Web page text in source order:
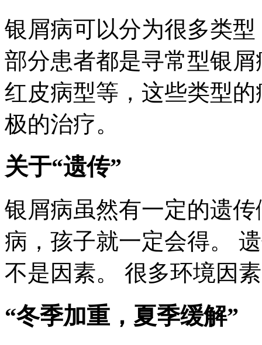
银屑病可以分为很多类
部分患者都是寻常型银
红皮病型等，这些类型
极的治疗。
关于“遗传”
银屑病虽然有一定的遗
病，孩子就一定会得。
不是因素。 很多环境因
“冬季加重，夏季缓解”